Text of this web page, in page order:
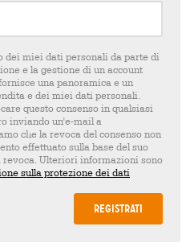
dei miei dati personali da parte di
e la gestione di un account
una panoramica e un
e dei miei dati personali.
questo consenso in qualsiasi
inviando un'e-mail a
che la revoca del consenso non
effettuato sulla base del suo
revoca. Ulteriori informazioni sono
sulla protezione dei dati
Registrati